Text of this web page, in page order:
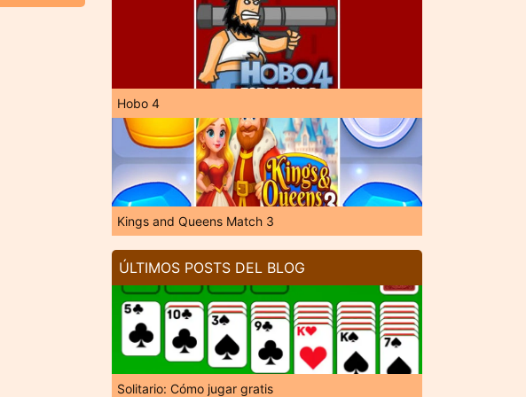
Hobo 4
Kings and Queens Match 3
ÚLTIMOS POSTS DEL BLOG
Solitario: Cómo jugar gratis